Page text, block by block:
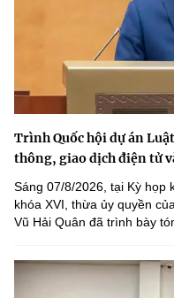
Trình Quốc hội dự án
thông, giao dịch điện tử
Sáng 07/8/2026, tại Kỳ họp
khóa XVI, thừa ủy quyền
Vũ Hải Quân đã trình bày